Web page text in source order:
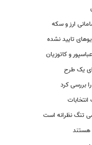
ارز و سکه
تایید نشده
و کاتوزیان
بررسی کرد
تنگ نظرانه است